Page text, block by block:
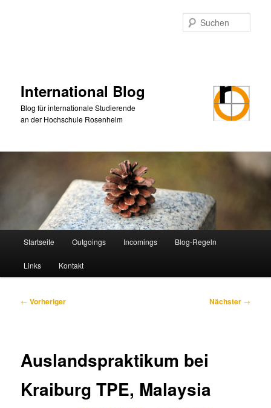
International Blog
Blog für internationale Studierende
an der Hochschule Rosenheim
Startseite Outgoings Incomings Blog-Regeln
Links Kontakt
Beitragsnavigation
← Vorheriger Nächster →
Auslandspraktikum bei
Kraiburg TPE, Malaysia